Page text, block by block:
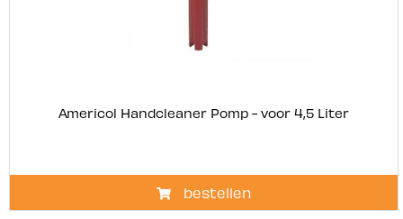
Americol Handcleaner Pomp - voor 4,5 Liter
bestellen